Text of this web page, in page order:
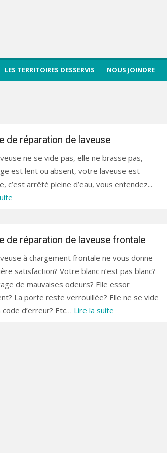
LES TERRITOIRES DESSERVIS NOUS JOINDRE
de réparation de laveuse
ne se vide pas, elle ne brasse pas,
est lent ou absent, votre laveuse est
c’est arrêté pleine d’eau, vous entendez...
de réparation de laveuse frontale
à chargement frontale ne vous donne
satisfaction? Votre blanc n’est pas blanc?
de mauvaises odeurs? Elle essor
La porte reste verrouillée? Elle ne se vide
d’erreur? Etc… Lire la suite